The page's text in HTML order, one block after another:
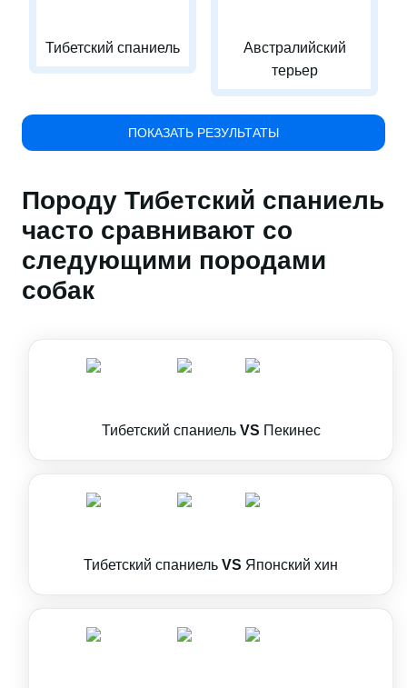
Тибетский спаниель
Австралийский
терьер
ПОКАЗАТЬ РЕЗУЛЬТАТЫ
Породу Тибетский спаниель
часто сравнивают со
следующими породами
собак
Тибетский спаниель VS Пекинес
Тибетский спаниель VS Японский хин